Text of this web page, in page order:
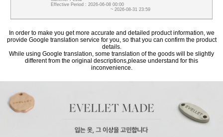
Effective Period : 2026-06-08 00:00
~ 2026-08-31 23:59
In order to make you get more accurate and detailed product information, we
provide Google translation service for you, so that you can confirm the product
details.
While using Google translation, some translation of the goods will be slightly
different from the original descriptions,please understand for this
inconvenience.